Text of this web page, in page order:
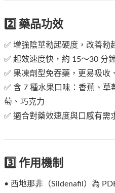
2️⃣ 藥品功效
✅ 增強陰莖勃起硬度，改善勃
✅ 起效速度快，約 15～30 分
✅ 果凍劑型免吞藥，更易吸收
✅ 含 7 種水果口味：香蕉、草
萄、巧克力
✅ 適合對藥效速度與口感有需
3️⃣ 作用機制
• 西地那非（Sildenafil）為